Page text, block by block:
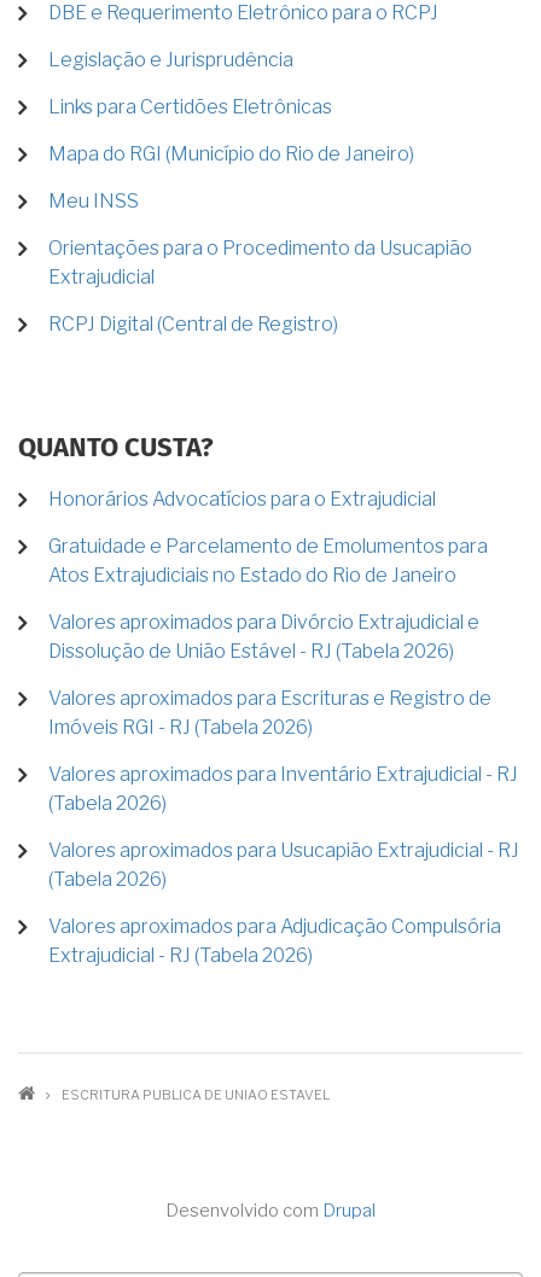
DBE e Requerimento Eletrônico para o RCPJ
Legislação e Jurisprudência
Links para Certidões Eletrônicas
Mapa do RGI (Município do Rio de Janeiro)
Meu INSS
Orientações para o Procedimento da Usucapião
Extrajudicial
RCPJ Digital (Central de Registro)
QUANTO CUSTA?
Honorários Advocatícios para o Extrajudicial
Gratuidade e Parcelamento de Emolumentos para
Atos Extrajudiciais no Estado do Rio de Janeiro
Valores aproximados para Divórcio Extrajudicial e
Dissolução de União Estável - RJ (Tabela 2026)
Valores aproximados para Escrituras e Registro de
Imóveis RGI - RJ (Tabela 2026)
Valores aproximados para Inventário Extrajudicial - RJ
(Tabela 2026)
Valores aproximados para Usucapião Extrajudicial - RJ
(Tabela 2026)
Valores aproximados para Adjudicação Compulsória
Extrajudicial - RJ (Tabela 2026)
TRILHA
NAVEGAÇÃO
ESCRITURA PUBLICA DE UNIAO ESTAVEL
Desenvolvido com Drupal